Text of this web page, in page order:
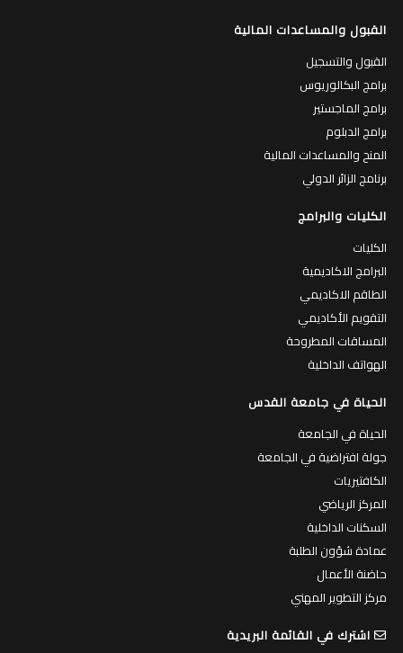
القبول والمساعدات المالية
القبول والتسجيل
برامج البكالوريوس
برامج الماجستير
برامج الدبلوم
المنح والمساعدات المالية
برنامج الزائر الدولي
الكليات والبرامج
الكليات
البرامج الاكاديمية
الطاقم الاكاديمي
التقويم الأكاديمي
المساقات المطروحة
الهواتف الداخلية
الحياة في جامعة القدس
الحياة في الجامعة
جولة افتراضية في الجامعة
الكافتيريات
المركز الرياضي
السكنات الداخلية
عمادة شؤون الطلبة
حاضنة الأعمال
مركز التطوير المهني
اشترك في القائمة البريدية